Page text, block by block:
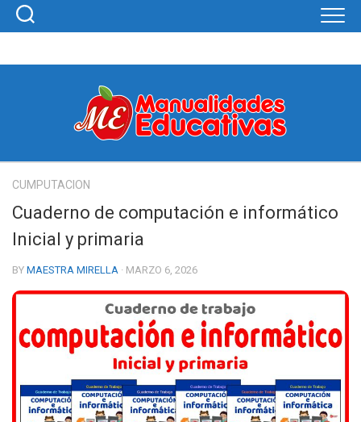
Skip
CUMPUTACION
Cuaderno de computación e informático
Inicial y primaria
BY MAESTRA MIRELLA · MARZO 6, 2026